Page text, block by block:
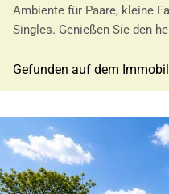
Ambiente für Paare, kleine
Singles. Genießen Sie den
Gefunden auf dem